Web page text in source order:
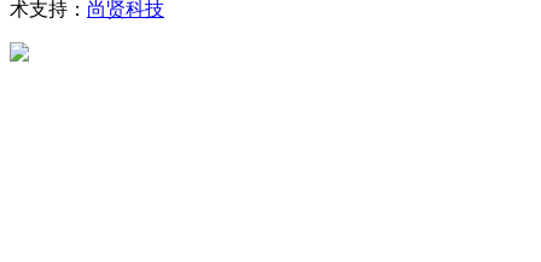
术支持： 尚贤科技